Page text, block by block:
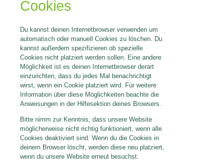
Cookies
Du kannst deinen Internetbrowser verwenden um
automatisch oder manuell Cookies zu löschen. Du
kannst außerdem spezifizieren ob spezielle
Cookies nicht platziert werden sollen. Eine andere
Möglichkeit ist es deinen Internetbrowser derart
einzurichten, dass du jedes Mal benachrichtigt
wirst, wenn ein Cookie platziert wird. Für weitere
Information über diese Möglichkeiten beachte die
Anweisungen in der Hilfesektion deines Browsers.
Bitte nimm zur Kenntnis, dass unsere Website
möglicherweise nicht richtig funktioniert, wenn alle
Cookies deaktiviert sind. Wenn du die Cookies in
deinem Browser löscht, werden diese neu platziert,
wenn du unsere Website erneut besuchst.